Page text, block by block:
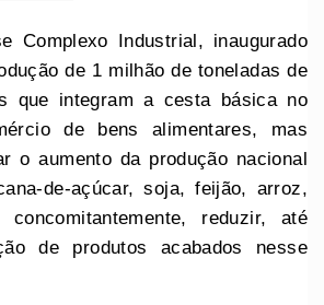
Complexo Industrial, inaugurado
de 1 milhão de toneladas de
que integram a cesta básica no
de bens alimentares, mas
o aumento da produção nacional
de-açúcar, soja, feijão, arroz,
reduzir, até
de produtos acabados nesse